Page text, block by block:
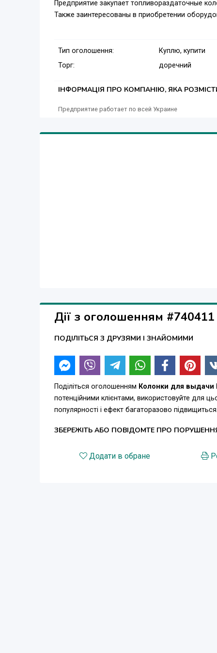
Предприятие закупает топливораздаточные
Также заинтересованы в приобретении
Тип оголошення:
Куплю, купити
Торг:
доречний
ІНФОРМАЦІЯ ПРО КОМПАНІЮ, ЯКА
Предприятие работает по всей Украине
Дії з оголошенням #740411
ПОДІЛІТЬСЯ З ДРУЗЯМИ І ЗНАЙОМИМИ
Поділіться оголошенням Колонки для выдачи
потенційними клієнтами, використовуйте для
популярності і ефект багаторазово підвищиться.
ЗБЕРЕЖІТЬ АБО ПОВІДОМТЕ ПРО
Додати в обране